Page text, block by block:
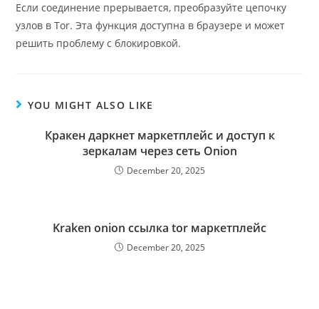
Если соединение прерывается, преобразуйте цепочку
узлов в Tor. Эта функция доступна в браузере и может
решить проблему с блокировкой.
YOU MIGHT ALSO LIKE
Кракен даркнет маркетплейс и доступ к
зеркалам через сеть Onion
December 20, 2025
Kraken onion ссылка tor маркетплейс
December 20, 2025